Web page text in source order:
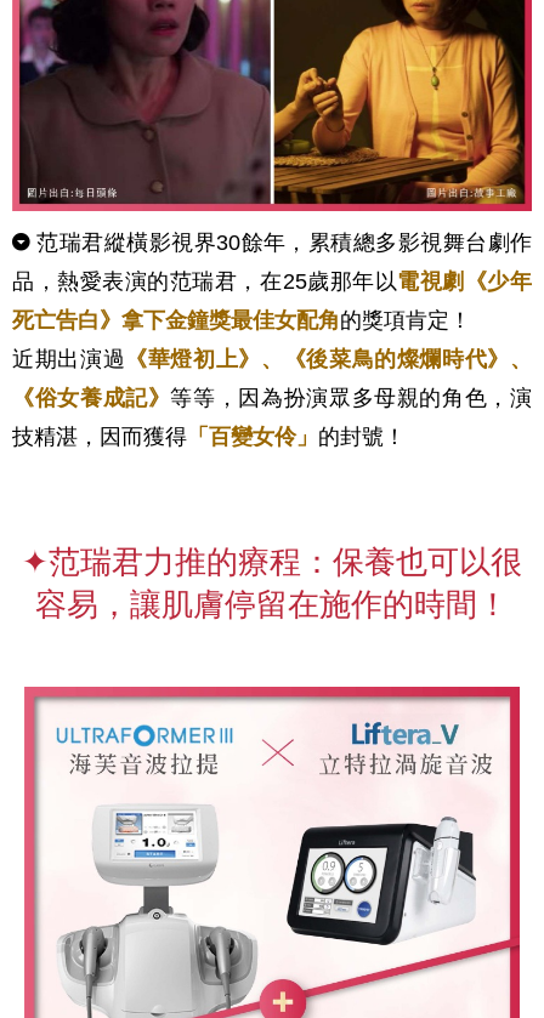
范瑞君縱橫影視界30餘年，累積總多影視舞台劇作
品，熱愛表演的范瑞君，在25歲那年以電視劇《少年
死亡告白》拿下金鐘獎最佳女配角的獎項肯定！
近期出演過 《華燈初上》、《後菜鳥的燦爛時代》、
《俗女養成記》等等，因為扮演眾多母親的角色，演
技精湛，因而獲得 「百變女伶」 的封號！
✦范瑞君力推的療程：保養也可以很
容易，讓肌膚停留在施作的時間！